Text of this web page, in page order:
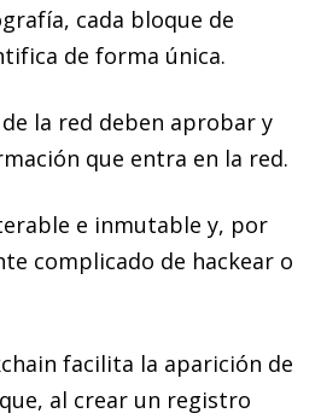
cada bloque de
de forma única.
la red deben aprobar y
que entra en la red.
e inmutable y, por
complicado de hackear o
facilita la aparición de
al crear un registro